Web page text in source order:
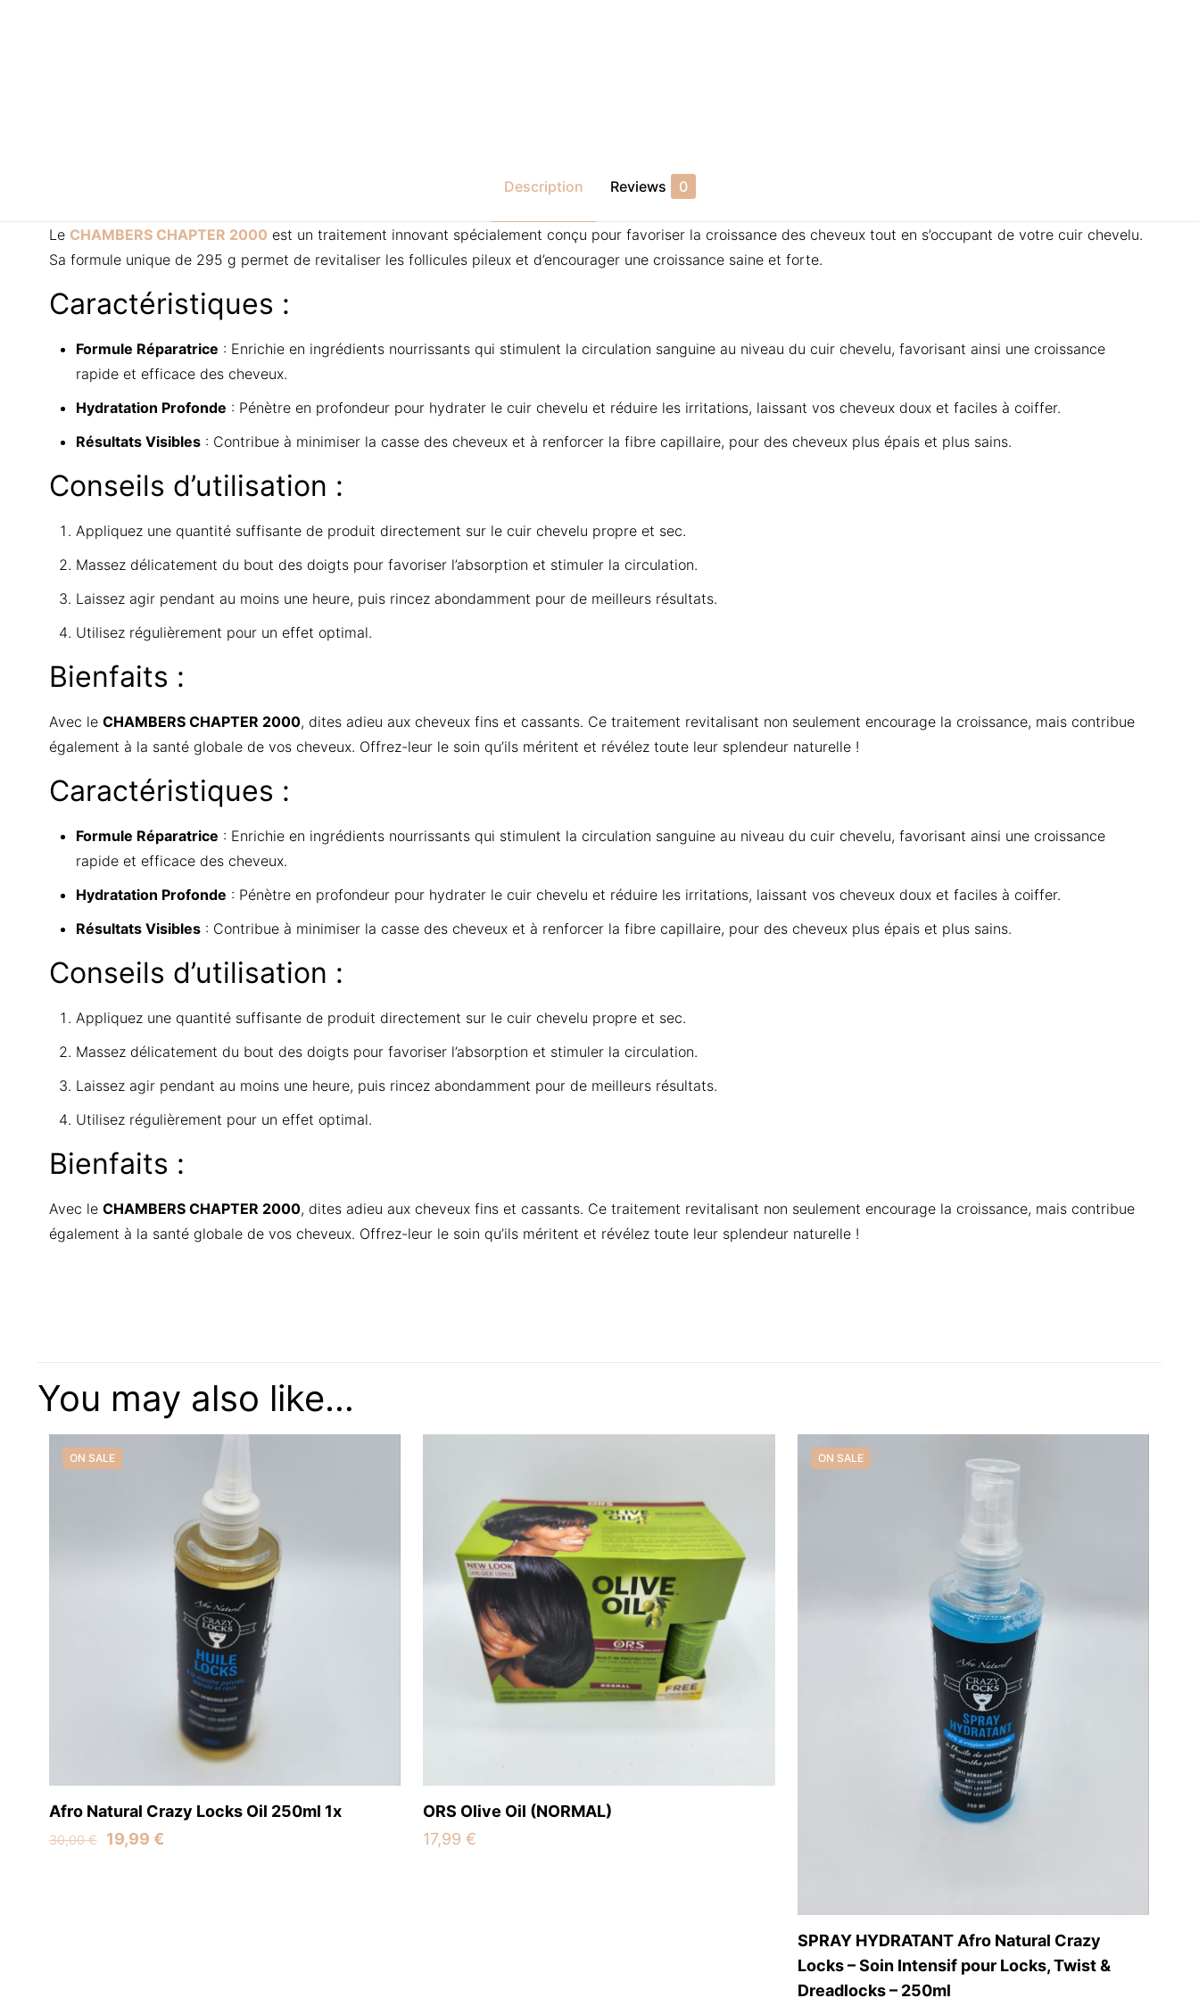
Description Reviews 0
Le CHAMBERS CHAPTER 2000 est un traitement innovant spécialement conçu pour favoriser la croissance des cheveux tout en s’occupant de votre cuir chevelu.
Sa formule unique de 295 g permet de revitaliser les follicules pileux et d’encourager une croissance saine et forte.
Caractéristiques :
Formule Réparatrice : Enrichie en ingrédients nourrissants qui stimulent la circulation sanguine au niveau du cuir chevelu, favorisant ainsi une croissance
rapide et efficace des cheveux.
Hydratation Profonde : Pénètre en profondeur pour hydrater le cuir chevelu et réduire les irritations, laissant vos cheveux doux et faciles à coiffer.
Résultats Visibles: Contribue à minimiser la casse des cheveux et à renforcer la fibre capillaire, pour des cheveux plus épais et plus sains.
Conseils d’utilisation :
Appliquez une quantité suffisante de produit directement sur le cuir chevelu propre et sec.
Massez délicatement du bout des doigts pour favoriser l’absorption et stimuler la circulation.
Laissez agir pendant au moins une heure, puis rincez abondamment pour de meilleurs résultats.
Utilisez régulièrement pour un effet optimal.
Bienfaits :
Avec le CHAMBERS CHAPTER 2000, dites adieu aux cheveux fins et cassants. Ce traitement revitalisant non seulement encourage la croissance, mais contribue
également à la santé globale de vos cheveux. Offrez-leur le soin qu’ils méritent et révélez toute leur splendeur naturelle !
Caractéristiques :
Formule Réparatrice : Enrichie en ingrédients nourrissants qui stimulent la circulation sanguine au niveau du cuir chevelu, favorisant ainsi une croissance
rapide et efficace des cheveux.
Hydratation Profonde : Pénètre en profondeur pour hydrater le cuir chevelu et réduire les irritations, laissant vos cheveux doux et faciles à coiffer.
Résultats Visibles: Contribue à minimiser la casse des cheveux et à renforcer la fibre capillaire, pour des cheveux plus épais et plus sains.
Conseils d’utilisation :
Appliquez une quantité suffisante de produit directement sur le cuir chevelu propre et sec.
Massez délicatement du bout des doigts pour favoriser l’absorption et stimuler la circulation.
Laissez agir pendant au moins une heure, puis rincez abondamment pour de meilleurs résultats.
Utilisez régulièrement pour un effet optimal.
Bienfaits :
Avec le CHAMBERS CHAPTER 2000, dites adieu aux cheveux fins et cassants. Ce traitement revitalisant non seulement encourage la croissance, mais contribue
également à la santé globale de vos cheveux. Offrez-leur le soin qu’ils méritent et révélez toute leur splendeur naturelle !
Be the first to review “CHAMBERS CHAPTER 2000. 295G TRAITEMENT DU
CUIR CHEVELURE CROISSANCE DE CHEVEUX”
Email*
You may also like…
ON SALE
Afro Natural Crazy Locks Oil 250ml 1x
30,00€
Original
19,99 €Current
ORS Olive Oil (NORMAL)
17,99€
ON SALE
SPRAY HYDRATANT Afro Natural Crazy
Locks – Soin Intensif pour Locks, Twist &
Dreadlocks – 250ml